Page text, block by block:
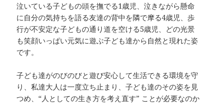
泣いている子どもの頭を撫でる1歳児、泣きながら懸命
に自分の気持ちを語る友達の背中を隣で摩る4歳児、歩
行が不安定な子どもの通り道を空ける5歳児、どの光景
も笑顔いっぱい元気に遊ぶ子ども達から自然と現れた姿
です。
子ども達がのびのびと遊び安心して生活できる環境を守
り、私達大人は一度立ち止まり、子ども達のその姿を見
つめ、“人としての生き方を考え直す” ことが必要なのか